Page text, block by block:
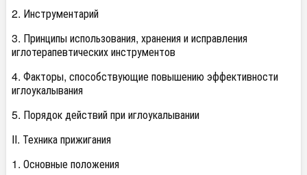
2. Инструментарий
3. Принципы использования, хранения и исправления
иглотерапевтических инструментов
4. Факторы, способствующие повышению эффективности
иглоукалывания
5. Порядок действий при иглоукалывании
II. Техника прижигания
1. Основные положения